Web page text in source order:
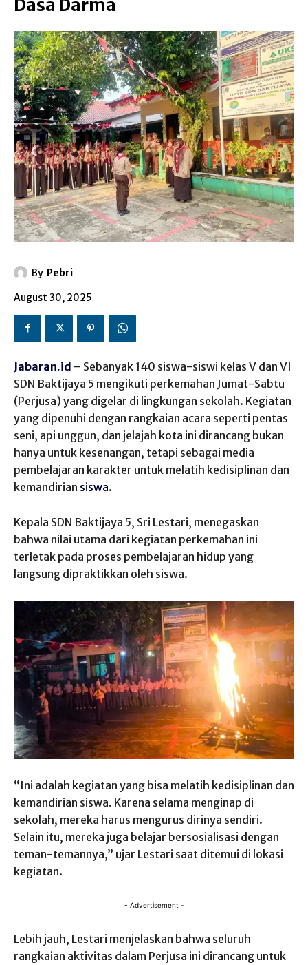
Dasa Darma
By Pebri
August 30, 2025
Jabaran.id – Sebanyak 140 siswa-siswi kelas V dan VI
SDN Baktijaya 5 mengikuti perkemahan Jumat-Sabtu
(Perjusa) yang digelar di lingkungan sekolah. Kegiatan
yang dipenuhi dengan rangkaian acara seperti pentas
seni, api unggun, dan jelajah kota ini dirancang bukan
hanya untuk kesenangan, tetapi sebagai media
pembelajaran karakter untuk melatih kedisiplinan dan
kemandirian siswa.
Kepala SDN Baktijaya 5, Sri Lestari, menegaskan
bahwa nilai utama dari kegiatan perkemahan ini
terletak pada proses pembelajaran hidup yang
langsung dipraktikkan oleh siswa.
“Ini adalah kegiatan yang bisa melatih kedisiplinan dan
kemandirian siswa. Karena selama menginap di
sekolah, mereka harus mengurus dirinya sendiri.
Selain itu, mereka juga belajar bersosialisasi dengan
teman-temannya,” ujar Lestari saat ditemui di lokasi
kegiatan.
- Advertisement -
Lebih jauh, Lestari menjelaskan bahwa seluruh
rangkaian aktivitas dalam Perjusa ini dirancang untuk